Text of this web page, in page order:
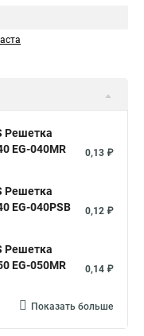
Решетка
EG-040MR
0,13 ₽
Решетка
EG-040PSB
0,12 ₽
Решетка
EG-050MR
0,14 ₽
Показать больше